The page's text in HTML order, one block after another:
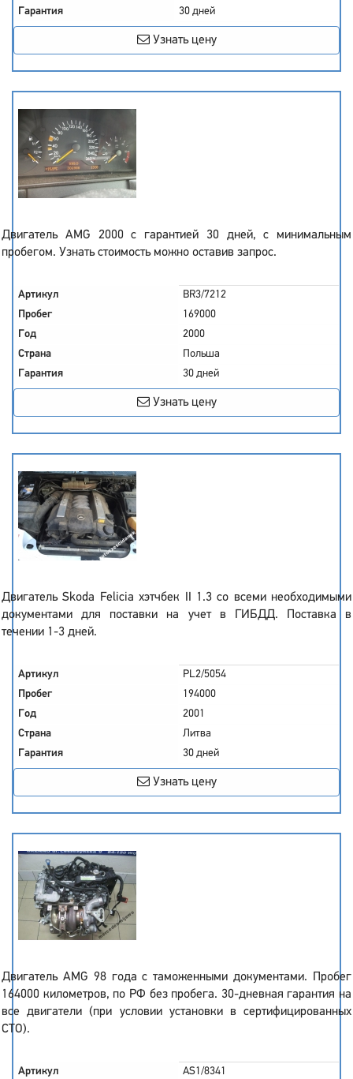
Гарантия
30 дней
Узнать цену
Двигатель AMG 2000 с гарантией 30 дней, с минимальным
пробегом. Узнать стоимость можно оставив запрос.
Артикул
BR3/7212
Пробег
169000
Год
2000
Страна
Польша
Гарантия
30 дней
Узнать цену
Двигатель Skoda Felicia хэтчбек II 1.3 со всеми необходимыми
документами для поставки на учет в ГИБДД. Поставка в
течении 1-3 дней.
Артикул
PL2/5054
Пробег
194000
Год
2001
Страна
Литва
Гарантия
30 дней
Узнать цену
Двигатель AMG 98 года с таможенными документами. Пробег
164000 километров, по РФ без пробега. 30-дневная гарантия на
все двигатели (при условии установки в сертифицированных
СТО).
Артикул
AS1/8341